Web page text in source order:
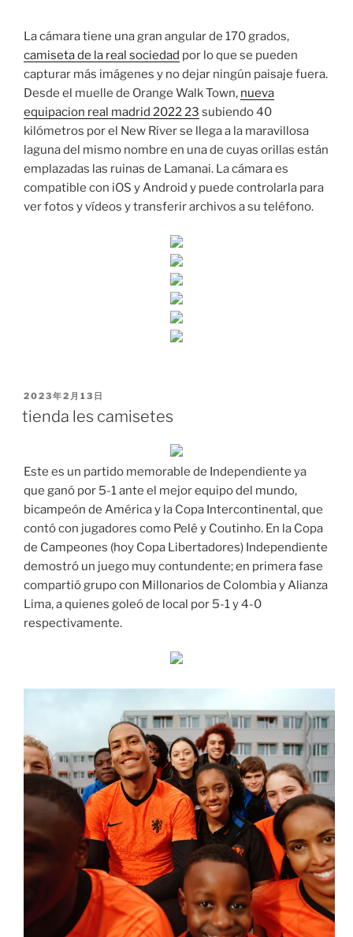
La cámara tiene una gran angular de 170 grados,
camiseta de la real sociedad por lo que se pueden
capturar más imágenes y no dejar ningún paisaje fuera.
Desde el muelle de Orange Walk Town, nueva
equipacion real madrid 2022 23 subiendo 40
kilómetros por el New River se llega a la maravillosa
laguna del mismo nombre en una de cuyas orillas están
emplazadas las ruinas de Lamanai. La cámara es
compatible con iOS y Android y puede controlarla para
ver fotos y vídeos y transferir archivos a su teléfono.
PUBLICADO
EL
2023年2月13日
tienda les camisetes
Este es un partido memorable de Independiente ya
que ganó por 5-1 ante el mejor equipo del mundo,
bicampeón de América y la Copa Intercontinental, que
contó con jugadores como Pelé y Coutinho. En la Copa
de Campeones (hoy Copa Libertadores) Independiente
demostró un juego muy contundente; en primera fase
compartió grupo con Millonarios de Colombia y Alianza
Lima, a quienes goleó de local por 5-1 y 4-0
respectivamente.